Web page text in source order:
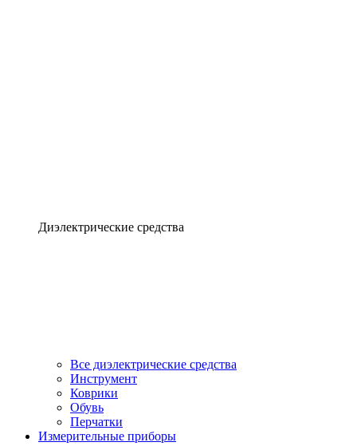
Диэлектрические средства
Все диэлектрические средства
Инструмент
Коврики
Обувь
Перчатки
Измерительные приборы